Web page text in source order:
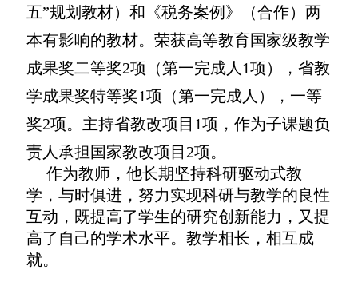
五”规划教材）和《税务案例》（合作）两
本有影响的教材。 荣获高等教育国家级教学
成果奖二等奖2项（第一完成人1项），省教
学成果奖特等奖1项（第一完成人），一等
奖2项。主持省教改项目1项，作为子课题负
责人承担国家教改项目2项。
作为教师，他长期坚持科研驱动式教
学，与时俱进，努力实现科研与教学的良性
互动，既提高了学生的研究创新能力，又提
高了自己的学术水平。教学相长，相互成
就。